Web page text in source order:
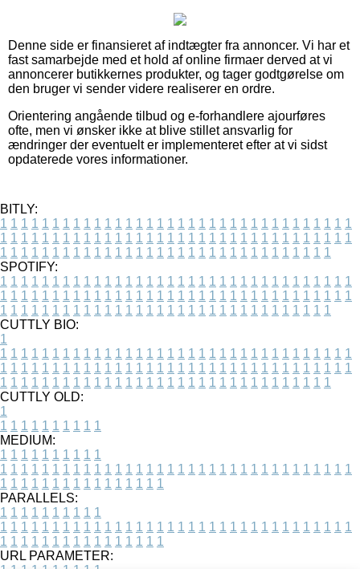
Denne side er finansieret af indtægter fra annoncer. Vi har et
fast samarbejde med et hold af online firmaer derved at vi
annoncerer butikkernes produkter, og tager godtgørelse om
den bruger vi sender videre realiserer en ordre.
Orientering angående tilbud og e-forhandlere ajourføres
ofte, men vi ønsker ikke at blive stillet ansvarlig for
ændringer der eventuelt er implementeret efter at vi sidst
opdaterede vores informationer.
BITLY:
1 1 1 1 1 1 1 1 1 1 1 1 1 1 1 1 1 1 1 1 1 1 1 1 1 1 1 1 1 1 1 1 1 1
1 1 1 1 1 1 1 1 1 1 1 1 1 1 1 1 1 1 1 1 1 1 1 1 1 1 1 1 1 1 1 1 1 1
1 1 1 1 1 1 1 1 1 1 1 1 1 1 1 1 1 1 1 1 1 1 1 1 1 1 1 1 1 1 1 1
SPOTIFY:
1 1 1 1 1 1 1 1 1 1 1 1 1 1 1 1 1 1 1 1 1 1 1 1 1 1 1 1 1 1 1 1 1 1
1 1 1 1 1 1 1 1 1 1 1 1 1 1 1 1 1 1 1 1 1 1 1 1 1 1 1 1 1 1 1 1 1 1
1 1 1 1 1 1 1 1 1 1 1 1 1 1 1 1 1 1 1 1 1 1 1 1 1 1 1 1 1 1 1 1
CUTTLY BIO:
1
1 1 1 1 1 1 1 1 1 1 1 1 1 1 1 1 1 1 1 1 1 1 1 1 1 1 1 1 1 1 1 1 1 1
1 1 1 1 1 1 1 1 1 1 1 1 1 1 1 1 1 1 1 1 1 1 1 1 1 1 1 1 1 1 1 1 1 1
1 1 1 1 1 1 1 1 1 1 1 1 1 1 1 1 1 1 1 1 1 1 1 1 1 1 1 1 1 1 1 1
CUTTLY OLD:
1
1 1 1 1 1 1 1 1 1 1
MEDIUM:
1 1 1 1 1 1 1 1 1 1
1 1 1 1 1 1 1 1 1 1 1 1 1 1 1 1 1 1 1 1 1 1 1 1 1 1 1 1 1 1 1 1 1 1
1 1 1 1 1 1 1 1 1 1 1 1 1 1 1 1
PARALLELS:
1 1 1 1 1 1 1 1 1 1
1 1 1 1 1 1 1 1 1 1 1 1 1 1 1 1 1 1 1 1 1 1 1 1 1 1 1 1 1 1 1 1 1 1
1 1 1 1 1 1 1 1 1 1 1 1 1 1 1 1
URL PARAMETER: